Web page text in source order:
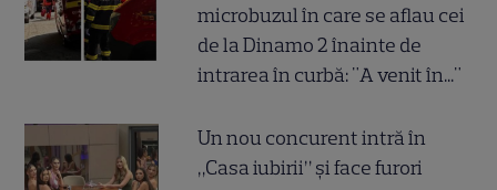
microbuzul în care se aflau cei
de la Dinamo 2 înainte de
intrarea în curbă: "A venit în..."
Un nou concurent intră în
„Casa iubirii” și face furori